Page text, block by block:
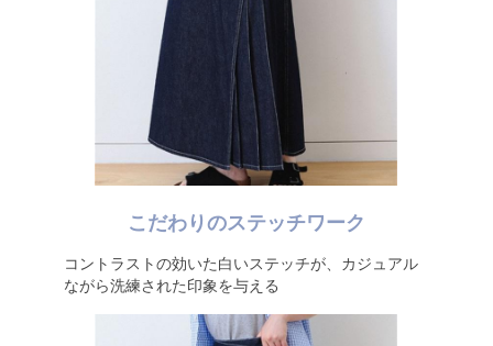
こだわりのステッチワーク
コントラストの効いた白いステッチが、カジュアル
ながら洗練された印象を与える